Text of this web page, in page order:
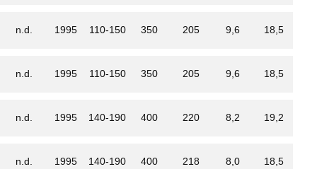
n.d. 1995 110-150 350 205 9,6 18,5
n.d. 1995 110-150 350 205 9,6 18,5
n.d. 1995 140-190 400 220 8,2 19,2
n.d. 1995 140-190 400 218 8,0 18,5